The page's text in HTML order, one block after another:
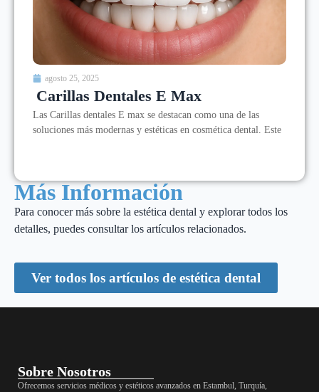
agosto 25, 2025
Carillas Dentales E Max
Las Carillas dentales E max se destacan como una de las
soluciones más modernas y estéticas en cosmética dental. Este
Más Información
Para conocer más sobre la estética dental y explorar todos los
detalles, puedes consultar los artículos relacionados.
Ver todos los artículos de estética dental
Sobre Nosotros
Ofrecemos servicios médicos y estéticos avanzados en Estambul, Turquía,